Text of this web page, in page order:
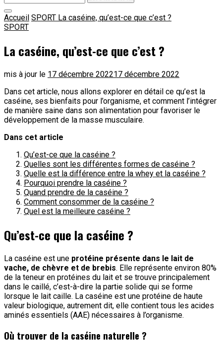
Accueil SPORT La caséine, qu’est-ce que c’est ?
SPORT
La caséine, qu’est-ce que c’est ?
mis à jour le 17 décembre 202217 décembre 2022
Dans cet article, nous allons explorer en détail ce qu’est la
caséine, ses bienfaits pour l’organisme, et comment l’intégrer
de manière saine dans son alimentation pour favoriser le
développement de la masse musculaire.
Dans cet article
Qu’est-ce que la caséine ?
Quelles sont les différentes formes de caséine ?
Quelle est la différence entre la whey et la caséine ?
Pourquoi prendre la caséine ?
Quand prendre de la caséine ?
Comment consommer de la caséine ?
Quel est la meilleure caséine ?
Qu’est-ce que la caséine ?
La caséine est une protéine présente dans le lait de
vache, de chèvre et de brebis. Elle représente environ 80%
de la teneur en protéines du lait et se trouve principalement
dans le caillé, c’est-à-dire la partie solide qui se forme
lorsque le lait caille. La caséine est une protéine de haute
valeur biologique, autrement dit, elle contient tous les acides
aminés essentiels (AAE) nécessaires à l’organisme.
Où trouver de la caséine naturelle ?